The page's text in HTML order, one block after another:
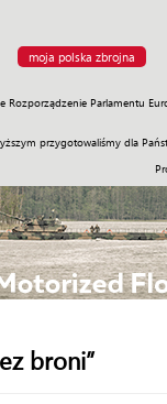
moja polska zbrojna
Rozporządzenie Parlamentu
przygotowaliśmy dla
Misje Polityka
broni”